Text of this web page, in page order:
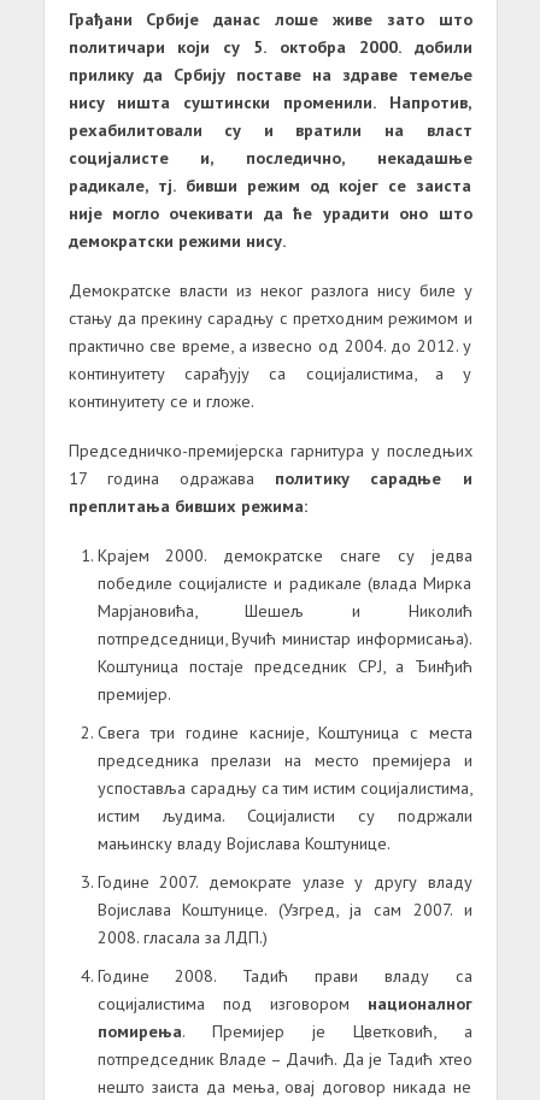
Грађани Србије данас лоше живе зато што
политичари који су 5. октобра 2000. добили
прилику да Србију поставе на здраве темеље
нису ништа суштински променили. Напротив,
рехабилитовали су и вратили на власт
социјалисте и, последично, некадашње
радикале, тј. бивши режим од којег се заиста
није могло очекивати да ће урадити оно што
демократски режими нису.
Демократске власти из неког разлога нису биле у
стању да прекину сарадњу с претходним режимом и
практично све време, а извесно од 2004. до 2012. у
континуитету сарађују са социјалистима, а у
континуитету се и гложе.
Председничко-премијерска гарнитура у последњих
17 година одражава политику сарадње и
преплитања бивших режима:
Крајем 2000. демократске снаге су једва
победиле социјалисте и радикале (влада Мирка
Марјановића, Шешељ и Николић
потпредседници, Вучић министар информисања).
Коштуница постаје председник СРЈ, а Ђинђић
премијер.
Свега три године касније, Коштуница с места
прeдседника прелази на место премијера и
успоставља сарадњу са тим истим социјалистима,
истим људима. Социјалисти су подржали
мањинску владу Војислава Коштунице.
Године 2007. демократе улазе у другу владу
Војислава Коштунице. (Узгред, ја сам 2007. и
2008. гласала за ЛДП.)
Године 2008. Тадић прави владу са
социјалистима под изговором националног
помирења. Премијер је Цветковић, а
потпредседник Владе – Дачић. Да је Тадић хтео
нешто заиста да мења, овај договор никада не